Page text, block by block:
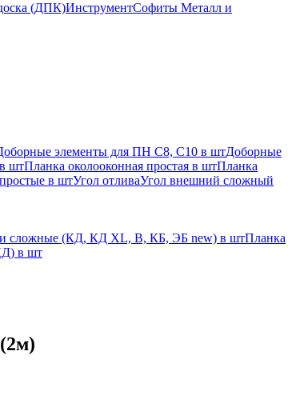
(ДПК)ИнструментСофиты Металл и
элементы для ПН С8, С10 в штДоборные
штПланка околооконная простая в штПланка
в штУгол отливаУгол внешний сложный
сложные (КД, КД XL, В, КБ, ЭБ new) в штПланка
в шт